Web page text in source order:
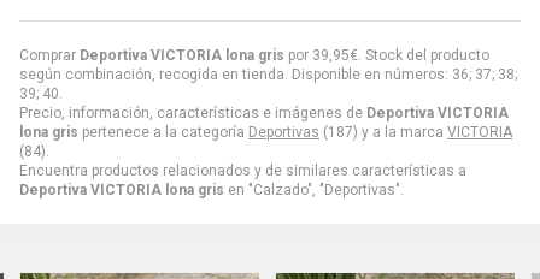
Comprar Deportiva VICTORIA lona gris por 39,95€. Stock del producto
según combinación, recogida en tienda. Disponible en números: 36; 37; 38;
39; 40.
Precio, información, características e imágenes de Deportiva VICTORIA
lona gris pertenece a la categoría Deportivas (187) y a la marca VICTORIA
(84).
Encuentra productos relacionados y de similares características a
Deportiva VICTORIA lona gris en "Calzado", "Deportivas".